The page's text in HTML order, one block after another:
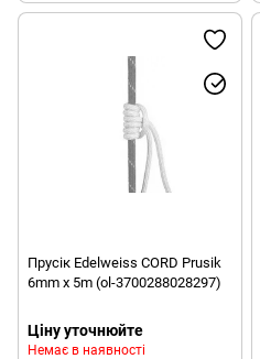
Прусік Edelweiss CORD Prusik
6mm x 5m (ol-3700288028297)
Ціну уточнюйте
Немає в наявності